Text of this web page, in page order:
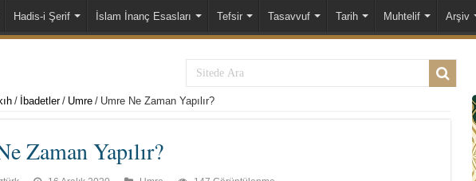
Hadis-i Şerif İslam İnanç Esasları Tefsir Tasavvuf Tarih Muhtelif Arşiv
/ İbadetler / Umre / Umre Ne Zaman Yapılır?
Zaman Yapılır?